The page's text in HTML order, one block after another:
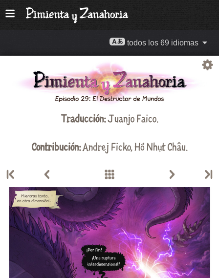
todos los 69 idiomas
Traducción:Juanjo Faico.
Contribución:Andrej Ficko,Hồ Nhựt Châu.